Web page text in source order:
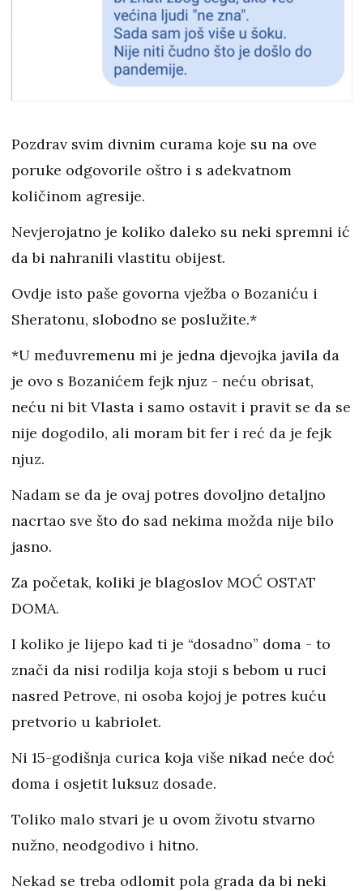
Pozdrav svim divnim curama koje su na ove
poruke odgovorile oštro i s adekvatnom
količinom agresije.
Nevjerojatno je koliko daleko su neki spremni ić
da bi nahranili vlastitu obijest.
Ovdje isto paše govorna vježba o Bozaniću i
Sheratonu, slobodno se poslužite.*
*U međuvremenu mi je jedna djevojka javila da
je ovo s Bozanićem fejk njuz - neću obrisat,
neću ni bit Vlasta i samo ostavit i pravit se da se
nije dogodilo, ali moram bit fer i reć da je fejk
njuz.
Nadam se da je ovaj potres dovoljno detaljno
nacrtao sve što do sad nekima možda nije bilo
jasno.
Za početak, koliki je blagoslov MOĆ OSTAT
DOMA.
I koliko je lijepo kad ti je “dosadno” doma - to
znači da nisi rodilja koja stoji s bebom u ruci
nasred Petrove, ni osoba kojoj je potres kuću
pretvorio u kabriolet.
Ni 15-godišnja curica koja više nikad neće doć
doma i osjetit luksuz dosade.
Toliko malo stvari je u ovom životu stvarno
nužno, neodgodivo i hitno.
Nekad se treba odlomit pola grada da bi neki